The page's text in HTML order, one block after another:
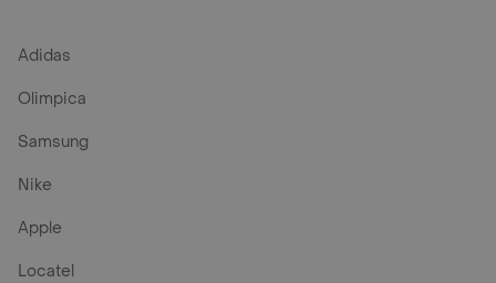
Adidas
Olimpica
Samsung
Nike
Apple
Locatel